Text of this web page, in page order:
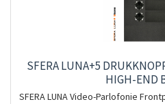
SFERA LUNA+5
HIGH-END
SFERA LUNA Video-Parlofonie